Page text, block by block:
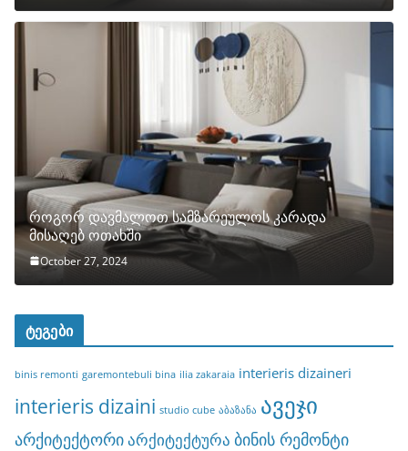
როგორ დავმალოთ სამზარეულოს კარადა
მისაღებ ოთახში
October 27, 2024
ტეგები
binis remonti garemontebuli bina ilia zakaraia interieris dizaineri
interieris dizaini studio cube აბაზანა ავეჯი
არქიტექტორიარქიტექტურა ბინის რემონტი